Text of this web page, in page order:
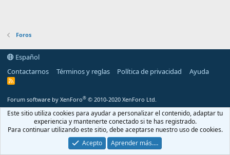
Foros
Español
Contactarnos
Términos y reglas Política de privacidad Ayuda
R
Forum software by XenForo® © 2010-2020 XenForo Ltd.
Este sitio utiliza cookies para ayudar a personalizar el contenido, adaptar tu
experiencia y mantenerte conectado si te has registrado.
Para continuar utilizando este sitio, debe aceptarse nuestro uso de cookies.
Acepto
Aprender más.…